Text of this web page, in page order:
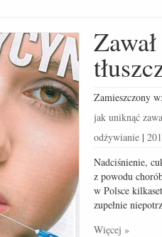
Zamieszczony w:
jak uniknąć
odżywianie |
Nadciśnienie,
z powodu
w Polsce
zupełnie
Więcej »